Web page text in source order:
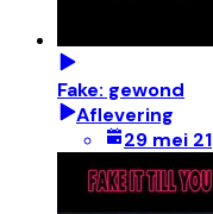
Fake: gewond
Aflevering
29 mei 21